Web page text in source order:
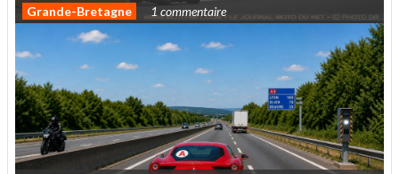
Grande-Bretagne 1 commentaire